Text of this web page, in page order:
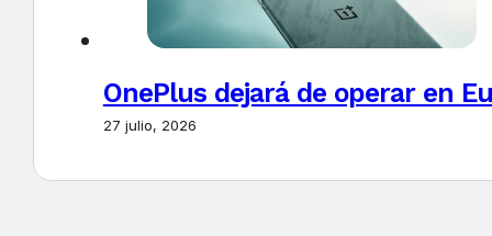
OnePlus dejará de operar en
27 julio, 2026